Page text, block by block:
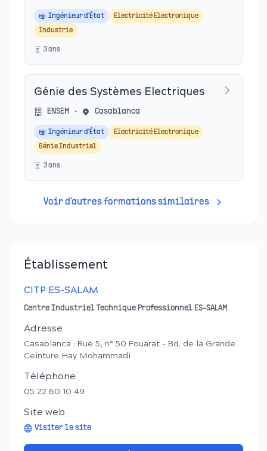
Ingénieur d'État
Electricité Electronique
Industrie
3ans
Génie des Systèmes Electriques
ENSEM • Casablanca
Ingénieur d'État
Electricité Electronique
Génie Industriel
3ans
Voir d'autres formations similaires
Établissement
CITP ES-SALAM
Centre Industriel Technique Professionnel ES-SALAM
Adresse
Casablanca : Rue 5, n° 50 Fouarat - Bd. de la Grande
Ceinture Hay Mohammadi
Téléphone
05 22 60 10 49
Site web
Visiter le site